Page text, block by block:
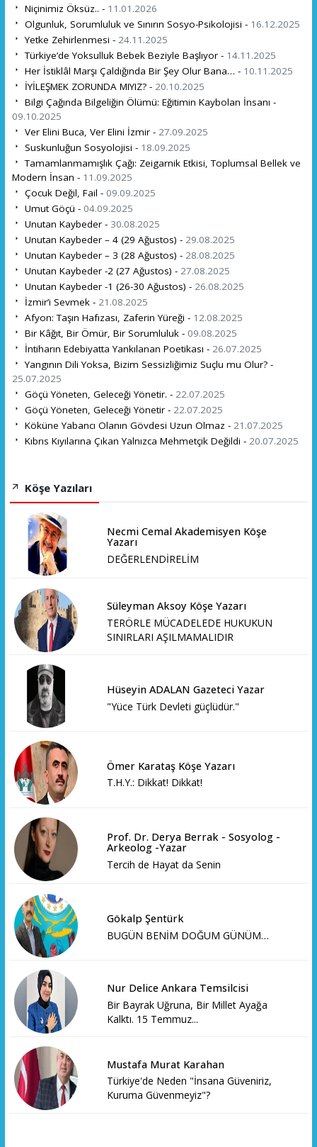
Niçinimiz Öksüz.. - 11.01.2026
Olgunluk, Sorumluluk ve Sınırın Sosyo-Psikolojisi - 16.12.2025
Yetke Zehirlenmesi - 24.11.2025
Türkiye’de Yoksulluk Bebek Beziyle Başlıyor - 14.11.2025
Her İstiklâl Marşı Çaldığında Bir Şey Olur Bana… - 10.11.2025
İYİLEŞMEK ZORUNDA MIYIZ? - 20.10.2025
Bilgi Çağında Bilgeliğin Ölümü: Eğitimin Kaybolan İnsanı -
09.10.2025
Ver Elini Buca, Ver Elini İzmir - 27.09.2025
Suskunluğun Sosyolojisi - 18.09.2025
Tamamlanmamışlık Çağı: Zeigarnik Etkisi, Toplumsal Bellek ve
Modern İnsan - 11.09.2025
Çocuk Değil, Fail - 09.09.2025
Umut Göçü - 04.09.2025
Unutan Kaybeder - 30.08.2025
Unutan Kaybeder – 4 (29 Ağustos) - 29.08.2025
Unutan Kaybeder – 3 (28 Ağustos) - 28.08.2025
Unutan Kaybeder -2 (27 Ağustos) - 27.08.2025
Unutan Kaybeder -1 (26-30 Ağustos) - 26.08.2025
İzmir’i Sevmek - 21.08.2025
Afyon: Taşın Hafızası, Zaferin Yüreği - 12.08.2025
Bir Kâğıt, Bir Ömür, Bir Sorumluluk - 09.08.2025
İntiharın Edebiyatta Yankılanan Poetikası - 26.07.2025
Yangının Dili Yoksa, Bizim Sessizliğimiz Suçlu mu Olur? -
25.07.2025
Göçü Yöneten, Geleceği Yönetir. - 22.07.2025
Göçü Yöneten, Geleceği Yönetir - 22.07.2025
Köküne Yabancı Olanın Gövdesi Uzun Olmaz - 21.07.2025
Kıbrıs Kıyılarına Çıkan Yalnızca Mehmetçik Değildi - 20.07.2025
Köşe Yazıları
Necmi Cemal Akademisyen Köşe
Yazarı
DEĞERLENDİRELİM
Süleyman Aksoy Köşe Yazarı
TERÖRLE MÜCADELEDE HUKUKUN
SINIRLARI AŞILMAMALIDIR
Hüseyin ADALAN Gazeteci Yazar
"Yüce Türk Devleti güçlüdür."
Ömer Karataş Köşe Yazarı
T.H.Y.: Dikkat! Dikkat!
Prof. Dr. Derya Berrak - Sosyolog -
Arkeolog -Yazar
Tercih de Hayat da Senin
Gökalp Şentürk
BUGÜN BENİM DOĞUM GÜNÜM…
Nur Delice Ankara Temsilcisi
Bir Bayrak Uğruna, Bir Millet Ayağa
Kalktı. 15 Temmuz...
Mustafa Murat Karahan
Türkiye'de Neden "İnsana Güveniriz,
Kuruma Güvenmeyiz"?